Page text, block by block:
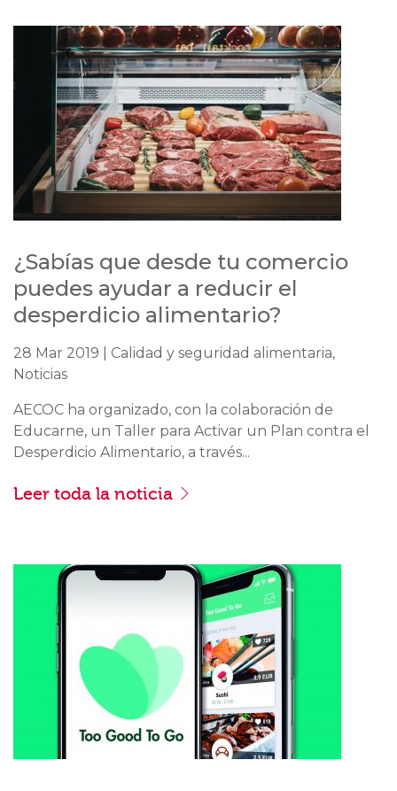
¿Sabías que desde tu comercio
puedes ayudar a reducir el
desperdicio alimentario?
28 Mar 2019 | Calidad y seguridad alimentaria,
Noticias
AECOC ha organizado, con la colaboración de
Educarne, un Taller para Activar un Plan contra el
Desperdicio Alimentario, a través...
Leer toda la noticia